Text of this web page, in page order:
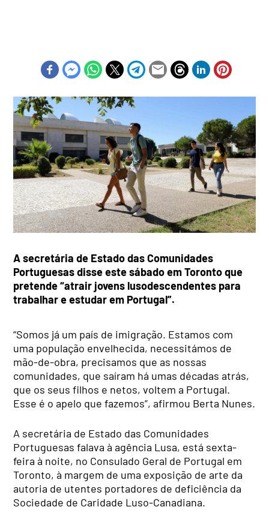
A secretária de Estado das Comunidades
Portuguesas disse este sábado em Toronto que
pretende “atrair jovens lusodescendentes para
trabalhar e estudar em Portugal”.
“Somos já um país de imigração. Estamos com
uma população envelhecida, necessitámos de
mão-de-obra, precisamos que as nossas
comunidades, que saíram há umas décadas atrás,
que os seus filhos e netos, voltem a Portugal.
Esse é o apelo que fazemos”, afirmou Berta Nunes.
A secretária de Estado das Comunidades
Portuguesas falava à agência Lusa, está sexta-
feira à noite, no Consulado Geral de Portugal em
Toronto, à margem de uma exposição de arte da
autoria de utentes portadores de deficiência da
Sociedade de Caridade Luso-Canadiana.